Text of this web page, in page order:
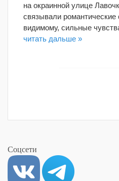
на окраинной улице
связывали
видимому, сильные
читать дальше »
Соцсети